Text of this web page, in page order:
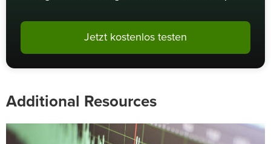
Jetzt kostenlos testen
Additional Resources